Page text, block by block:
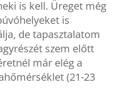
is kell. Üreget még
is
de tapasztalatom
szem előtt
már elég a
(21-23